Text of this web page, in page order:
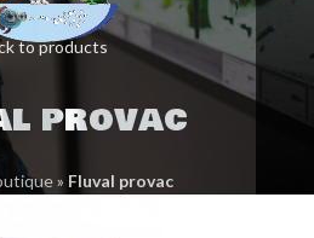
to products
provac
» Fluval provac